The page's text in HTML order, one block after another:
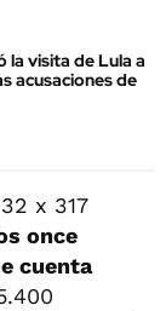
la visita de Lula a
acusaciones de
x 317
once
cuenta